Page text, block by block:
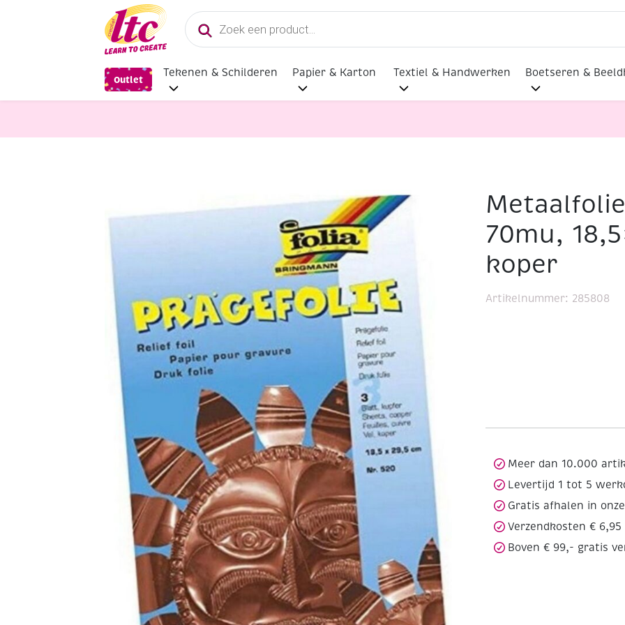
Producten
zoeken
Outlet
Tekenen & Schilderen Papier & Karton Textiel & Handwerken Boetseren &
Diverse Hobbymaterialen en Knutselmaterialen Metaalfolie/relieffolie, 70mu, 18,5×29,5cm,
70mu,
koper
Artikelnummer: 285808
Meer dan 10.000
Levertijd 1 tot 5
Gratis afhalen in
Verzendkosten € 6,95
Boven € 99,- gratis